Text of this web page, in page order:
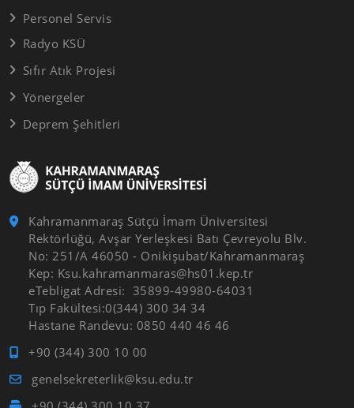
Kahramanmaraş Sütçü İmam Üniversitesi
Rektörlüğü, Avşar Yerleşkesi Batı Çevreyolu Blv.
No: 251/A 46050 - Onikişubat/Kahramanmaraş
Kep: Ksu.kahramanmaras@hs01.kep.tr
eTebligat Adresi: 35899-49980-64031
Tıp Fakültesi:0(344) 300 34 34
Hastane Randevu: 0850 440 46 46
+90 (344) 300 10 00
genelsekreterlik@ksu.edu.tr
Personel Servis
Radyo KSÜ
Sıfır Atık Projesi
Yönergeler
Deprem Şehitleri